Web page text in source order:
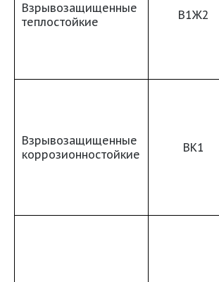
Взрывозащищенные
теплостойкие
В1Ж2
Взрывозащищенные
коррозионностойкие
ВК1